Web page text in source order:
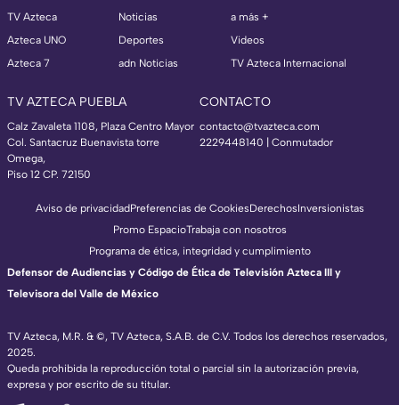
TV Azteca
Azteca UNO
Azteca 7
Noticias
Deportes
adn Noticias
a más +
Videos
TV Azteca Internacional
TV AZTECA PUEBLA
Calz Zavaleta 1108, Plaza Centro Mayor
Col. Santacruz Buenavista torre
Omega,
Piso 12 CP. 72150
CONTACTO
contacto@tvazteca.com
2229448140 | Conmutador
TV Azteca, M.R. & ©, TV Azteca, S.A.B. de C.V. Todos los derechos reservados,
2025.
Queda prohibida la reproducción total o parcial sin la autorización previa,
expresa y por escrito de su titular.
Aviso de privacidadPreferencias de CookiesDerechosInversionistas
Promo EspacioTrabaja con nosotros
Programa de ética, integridad y cumplimiento
Defensor de Audiencias y Código de Ética de Televisión Azteca III y
Televisora del Valle de México